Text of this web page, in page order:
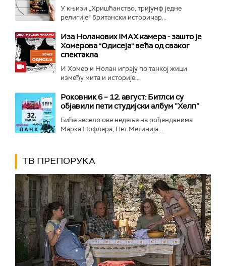
У књизи „Хришћанство, тријумф једне
религије“ британски историчар...
Иза Ноланових IMAX камера - зашто је
Хомерова "Одисеја" већа од сваког
спектакла
И Хомер и Нолан играју по танкој жици
између мита и историје...
Роковник 6 – 12. август: Битлси су
објавили пети студијски албум ”Хелп”
Биће весело ове недеље на рођенданима
Марка Нофлера, Пет Метинија...
ТВ ПРЕПОРУКА